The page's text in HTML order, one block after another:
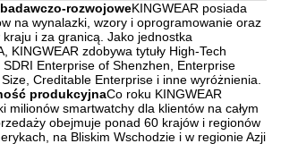
rozwojoweKINGWEAR posiada
na wynalazki, wzory i oprogramowanie oraz
i za granicą. Jako jednostka
KINGWEAR zdobywa tytuły High-Tech
Enterprise of Shenzhen, Enterprise
Creditable Enterprise i inne wyróżnienia.
produkcyjnaCo roku KINGWEAR
milionów smartwatchy dla klientów na całym
obejmuje ponad 60 krajów i regionów
na Bliskim Wschodzie i w regionie Azji